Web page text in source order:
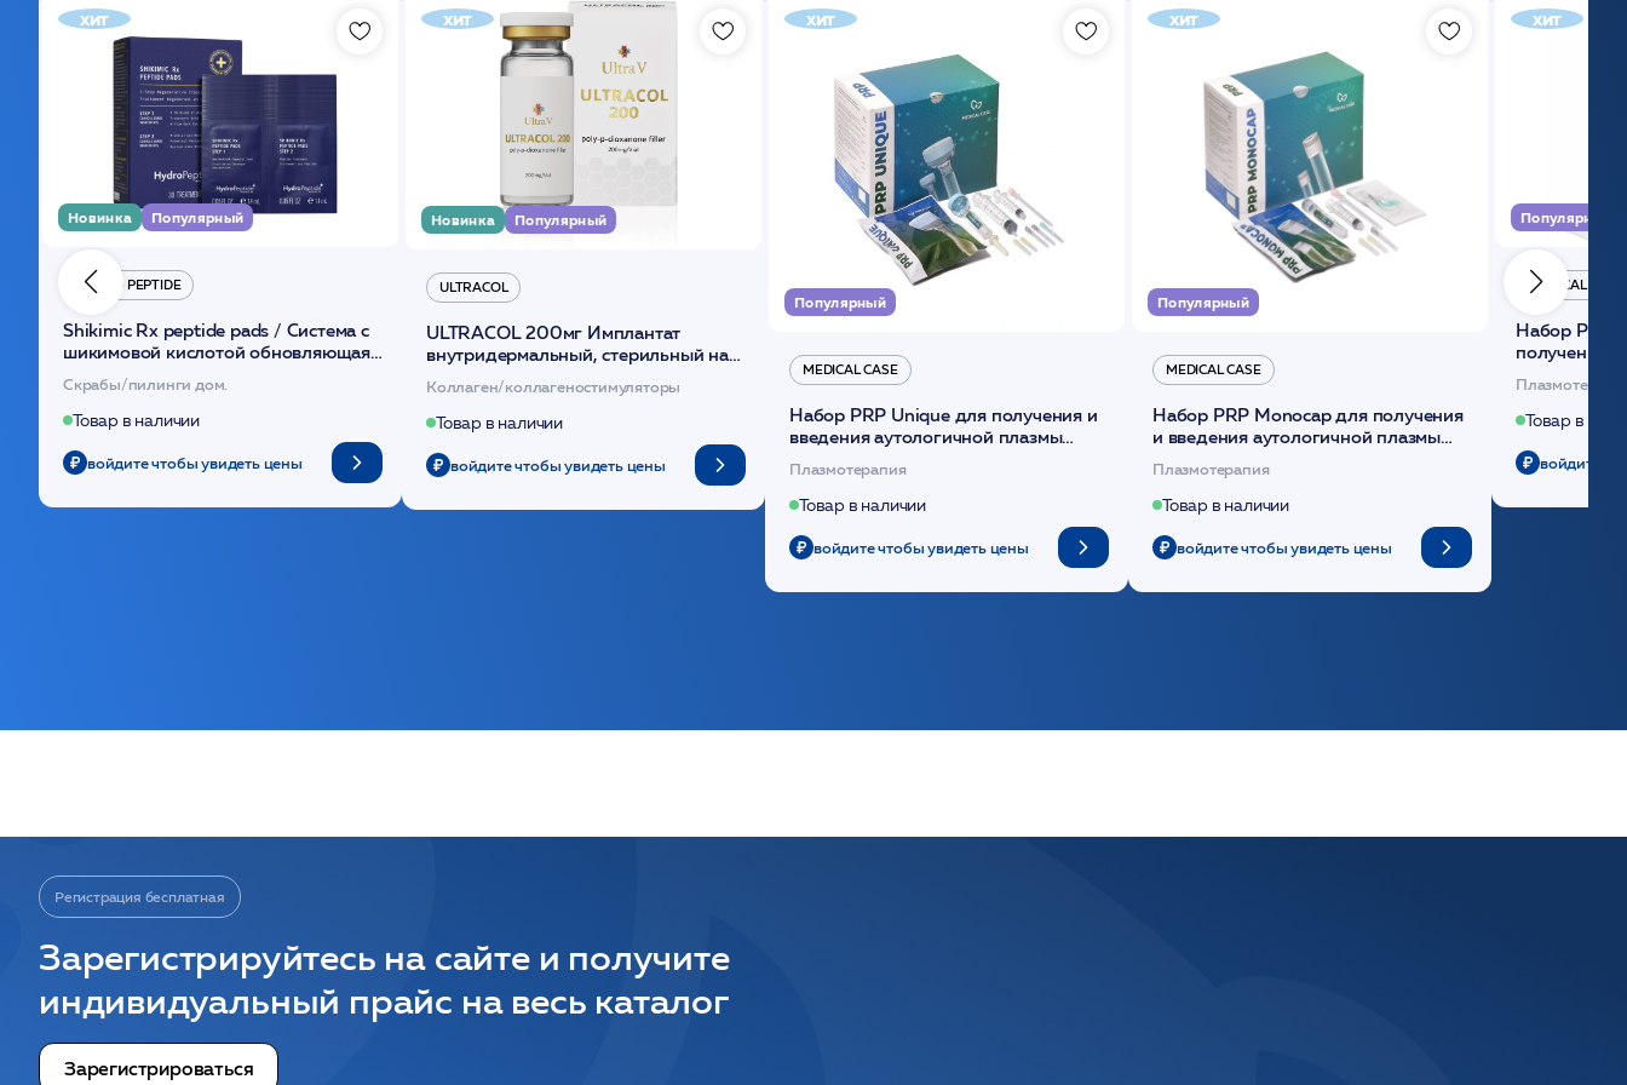
хит
Новинка Популярный
HYDRO PEPTIDE
Shikimic Rx peptide pads / Cистема с
шикимовой кислотой обновляющая
(30шт) /HP
Скрабы/пилинги дом.
Товар в наличии
войдите чтобы увидеть цены
хит
Новинка Популярный
ULTRACOL
ULTRACOL 200мг Имплантат
внутридермальный, стерильный на
основе полидиоксанона /ULTRACOL
Коллаген/коллагеностимуляторы
Товар в наличии
войдите чтобы увидеть цены
хит
Популярный
MEDICAL CASE
Набор PRP Unique для получения и
введения аутологичной плазмы
(саше 1шт)/Medical Case
Плазмотерапия
Товар в наличии
войдите чтобы увидеть цены
хит
Популярный
MEDICAL CASE
Набор PRP Monocap для получения
и введения аутологичной плазмы
(саше 1шт)/Medical Case
Плазмотерапия
Товар в наличии
войдите чтобы увидеть цены
хит
Популярный
MEDICAL CASE
Набор Plasmoactive Стандарт для
получения
плазмы
Товар в
войдите
Регистрация бесплатная
Зарегистрируйтесь на сайте и получите
индивидуальный прайс на весь каталог
Зарегистрироваться